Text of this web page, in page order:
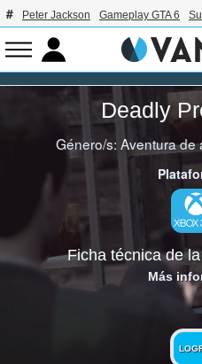
Peter Jackson Gameplay GTA 6
Deadly
Género/s: Aventura de
Ficha técnica de
Más